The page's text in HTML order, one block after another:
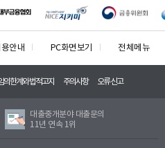
안내 PC화면보기 전체메뉴
의한계와법적고지 주의사항 오류신고
대출중개분야 대출문의
11년 연속 1위